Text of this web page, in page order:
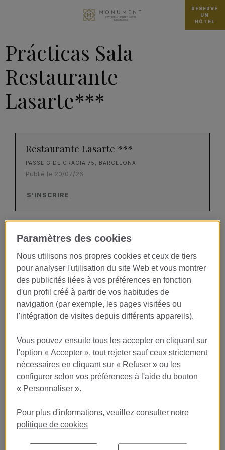
RÉSERVE
UN
HÔTEL
Prácticas Sala
Restaurante
Lasarte***
Restaurante Lasarte ***
PASSEIG DE GRACIA 75, BARCELONA
Publié le 20/07/26
S'INSCRIRE
Vive la excelencia del servicio en
uno de los mejores restaurantes
gastronómicos del mundo
En elRestaurante Lasarte, galardonado con3 Estrellas
Michelin
y dirigido por Martín Berasategui, buscamos
estudiantes apasionados por la hospitalidad y la gastronomía
para incorporarse en prácticas al equipo de sala.
Si sueñas con desarrollar tu carrera en la restauración de lujo y
aprender cómo se crea una experiencia gastronómica de nivel
internacional, esta es una oportunidad única para crecer junto a
grandes profesionales del sector.
gastronómico de excelencia
Paramètres des cookies
Nous utilisons nos propres cookies et ceux de tiers
pour analyser l'utilisation du site Web et vous montrer
des publicités liées à vos préférences en fonction
d'un profil créé à partir de vos habitudes de
navigation (par exemple, les pages visitées ou
l'intégration de visites depuis différents appareils).
Vous pouvez ensuite tous les accepter en cliquant sur
l'option « Accepter », tout rejeter sauf ceux strictement
nécessaires en cliquant sur « Refuser » ou les
configurer selon vos préférences à l'aide du bouton
« Personnaliser ».
Pour plus d'informations, veuillez consulter notre
politique de cookies